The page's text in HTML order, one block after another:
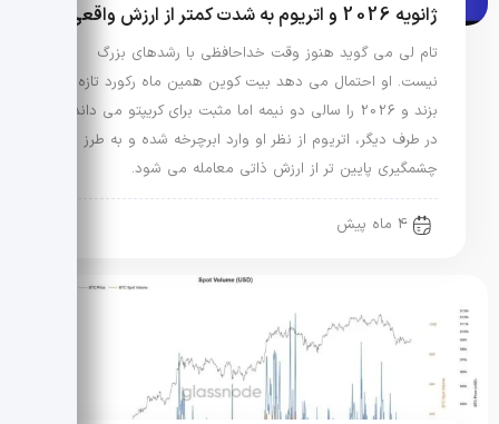
ژانویه 2026 و اتریوم به شدت کمتر از ارزش واقعی
تام لی می گوید هنوز وقت خداحافظی با رشدهای بزرگ
نیست. او احتمال می دهد بیت کوین همین ماه رکورد تازه
بزند و 2026 را سالی دو نیمه اما مثبت برای کریپتو می داند.
در طرف دیگر، اتریوم از نظر او وارد ابرچرخه شده و به طرز
چشمگیری پایین تر از ارزش ذاتی معامله می شود.
4 ماه پیش